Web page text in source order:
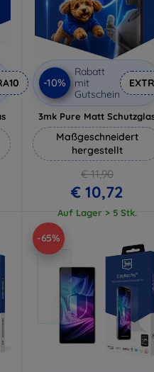
-10%
Rabatt
mit
Gutschein
3mk Pure Matt
Maßgeschneidert
hergestellt
€ 11,90
€ 10,72
Auf Lager > 5 Stk.
-65%